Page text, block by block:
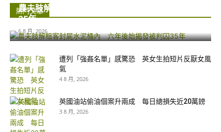
熱門文章
農夫肢解租客封屍水泥桶內 六年後始揭發被判囚
35年...
6 8 月, 2026
遭列「強姦名單」感驚恐 英女生拍短片反厭女風
氣
4 8 月, 2026
英國油站偷油個案升兩成 每日總損失近20萬鎊
3 8 月, 2026